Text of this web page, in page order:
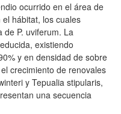
ocurrido en el área de
hábitat, los cuales
P. uviferum. La
existiendo
y en densidad de sobre
crecimiento de renovales
y Tepualia stipularis,
una secuencia